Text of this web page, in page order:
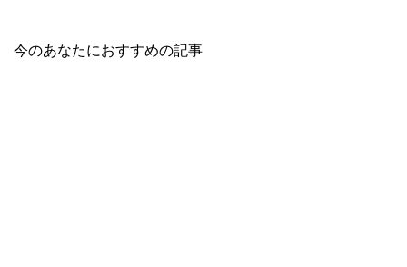
今のあなたにおすすめの記事